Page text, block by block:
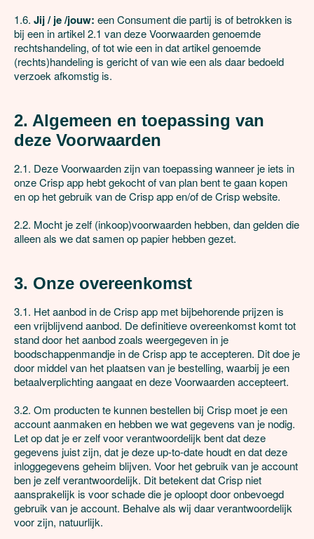
1.6. Jij / je /jouw: een Consument die partij is of betrokken is
bij een in artikel 2.1 van deze Voorwaarden genoemde
rechtshandeling, of tot wie een in dat artikel genoemde
(rechts)handeling is gericht of van wie een als daar bedoeld
verzoek afkomstig is.
2. Algemeen en toepassing van
deze Voorwaarden
2.1. Deze Voorwaarden zijn van toepassing wanneer je iets in
onze Crisp app hebt gekocht of van plan bent te gaan kopen
en op het gebruik van de Crisp app en/of de Crisp website.
2.2. Mocht je zelf (inkoop)voorwaarden hebben, dan gelden die
alleen als we dat samen op papier hebben gezet.
3. Onze overeenkomst
3.1. Het aanbod in de Crisp app met bijbehorende prijzen is
een vrijblijvend aanbod. De definitieve overeenkomst komt tot
stand door het aanbod zoals weergegeven in je
boodschappenmandje in de Crisp app te accepteren. Dit doe je
door middel van het plaatsen van je bestelling, waarbij je een
betaalverplichting aangaat en deze Voorwaarden accepteert.
3.2. Om producten te kunnen bestellen bij Crisp moet je een
account aanmaken en hebben we wat gegevens van je nodig.
Let op dat je er zelf voor verantwoordelijk bent dat deze
gegevens juist zijn, dat je deze up-to-date houdt en dat deze
inloggegevens geheim blijven. Voor het gebruik van je account
ben je zelf verantwoordelijk. Dit betekent dat Crisp niet
aansprakelijk is voor schade die je oploopt door onbevoegd
gebruik van je account. Behalve als wij daar verantwoordelijk
voor zijn, natuurlijk.